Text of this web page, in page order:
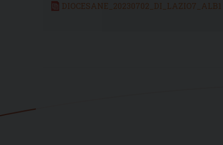
DIOCESANE_20230702_DI_LAZIO7_ALB1